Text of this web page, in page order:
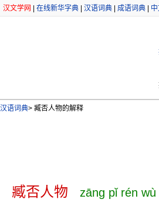
汉文学网 在线新华字典 汉语词典 成语词典
汉语词典> 臧否人物的解释
臧否人物 zāng pǐ rén wù